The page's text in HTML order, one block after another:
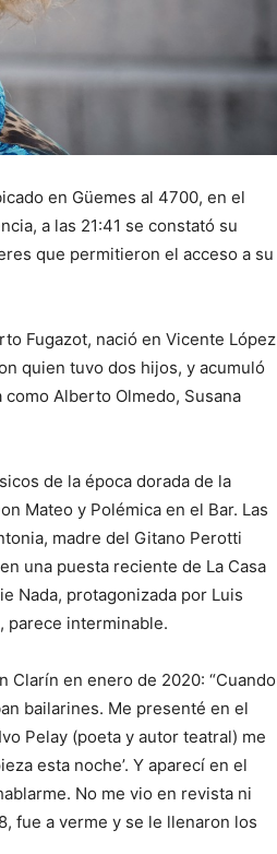
en Güemes al 4700, en el
a las 21:41 se constató su
que permitieron el acceso a su
Fugazot, nació en Vicente López
quien tuvo dos hijos, y acumuló
Alberto Olmedo, Susana
de la época dorada de la
Mateo y Polémica en el Bar. Las
madre del Gitano Perotti
una puesta reciente de La Casa
Nada, protagonizada por Luis
parece interminable.
Clarín en enero de 2020: “Cuando
bailarines. Me presenté en el
Pelay (poeta y autor teatral) me
esta noche’. Y aparecí en el
No me vio en revista ni
fue a verme y se le llenaron los